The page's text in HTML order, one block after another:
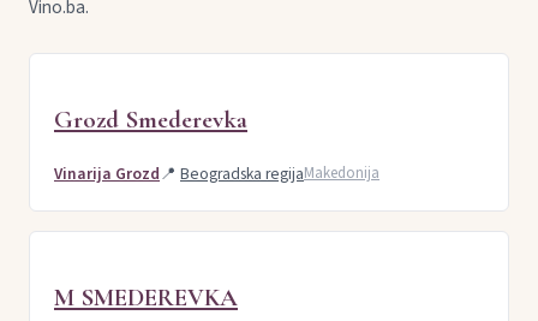
Vino.ba.
Grozd Smederevka
Vinarija Grozd📍 Beogradska regijaMakedonija
M SMEDEREVKA